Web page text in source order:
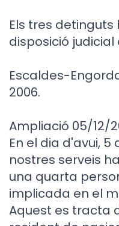
Els tres
disposició judicial
Escaldes-
2006.
Ampliació 05/12/
En el dia d'avui,
nostres serveis
una quarta
implicada en el
Aquest es tracta